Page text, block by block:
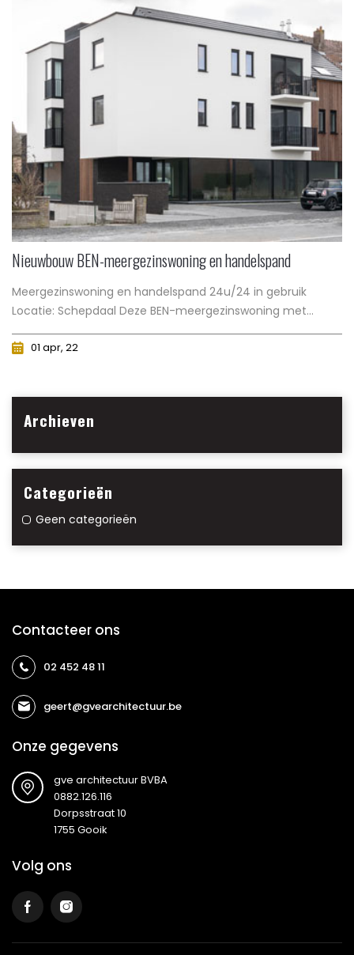
Nieuwbouw BEN-meergezinswoning en handelspand
Meergezinswoning en handelspand 24u/24 in gebruik
Locatie: Schepdaal Deze BEN-meergezinswoning met...
01 apr, 22
Archieven
Categorieën
Geen categorieën
Contacteer ons
02 452 48 11
geert@gvearchitectuur.be
Onze gegevens
gve architectuur BVBA
0882.126.116
Dorpsstraat 10
1755 Gooik
Volg ons